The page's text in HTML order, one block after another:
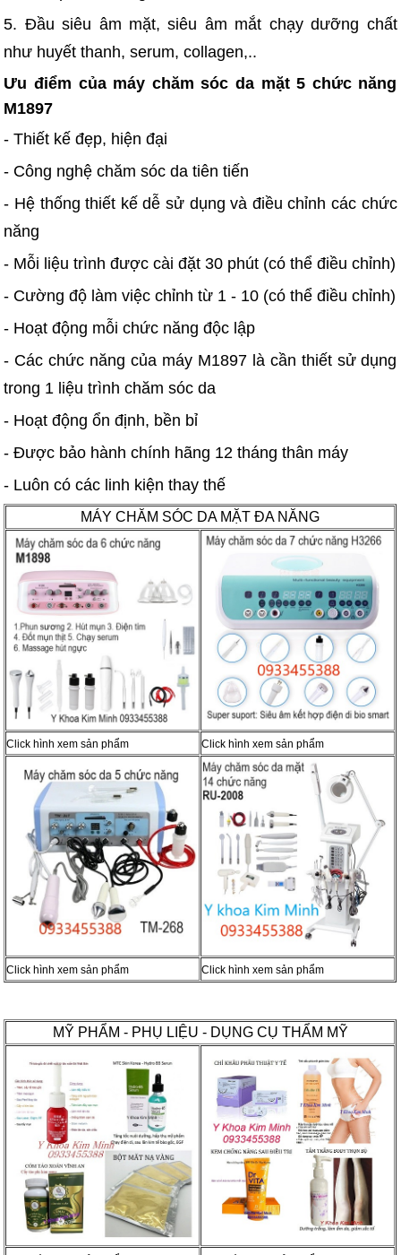
5. Đầu siêu âm mặt, siêu âm mắt chạy dưỡng chất
như huyết thanh, serum, collagen,..
Ưu điểm của máy chăm sóc da mặt 5 chức năng
M1897
- Thiết kế đẹp, hiện đại
- Công nghệ chăm sóc da tiên tiến
- Hệ thống thiết kế dễ sử dụng và điều chỉnh các chức
năng
- Mỗi liệu trình được cài đặt 30 phút (có thể điều chỉnh)
- Cường độ làm việc chỉnh từ 1 - 10 (có thể điều chỉnh)
- Hoạt động mỗi chức năng độc lập
- Các chức năng của máy M1897 là cần thiết sử dụng
trong 1 liệu trình chăm sóc da
- Hoạt động ổn định, bền bỉ
- Được bảo hành chính hãng 12 tháng thân máy
- Luôn có các linh kiện thay thế
MÁY CHĂM SÓC DA MẶT ĐA NĂNG
Click hình xem sản phẩm Click hình xem sản phẩm
Click hình xem sản phẩm Click hình xem sản phẩm
MỸ PHẨM - PHỤ LIỆU - DỤNG CỤ THẨM MỸ